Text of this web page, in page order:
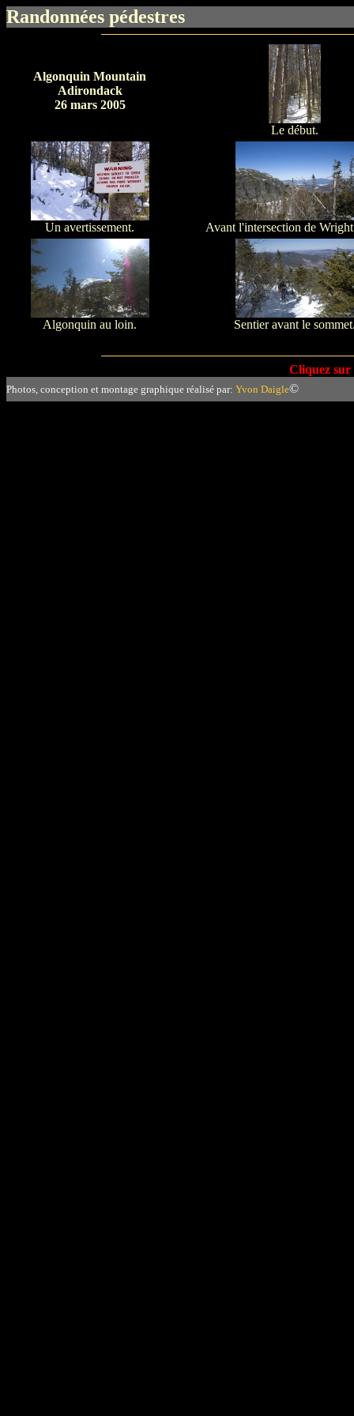
Randonnées pédestres
Algonquin Mountain
Adirondack
26 mars 2005
Le début.
Un avertissement. Avant l'intersection de
Algonquin au loin. Sentier avant le
Cliquez sur
Photos, conception et montage graphique réalisé par: Yvon Daigle©